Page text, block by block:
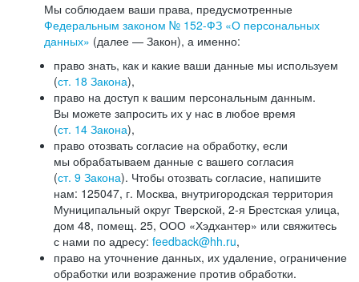
Мы соблюдаем ваши права, предусмотренные
Федеральным законом № 152-ФЗ «О персональных
данных» (далее — Закон), а именно:
право знать, как и какие ваши данные мы используем
(ст. 18 Закона),
право на доступ к вашим персональным данным.
Вы можете запросить их у нас в любое время
(ст. 14 Закона),
право отозвать согласие на обработку, если
мы обрабатываем данные с вашего согласия
(ст. 9 Закона). Чтобы отозвать согласие, напишите
нам: 125047, г. Москва, внутригородская территория
Муниципальный округ Тверской, 2-я Брестская улица,
дом 48, помещ. 25, ООО «Хэдхантер» или свяжитесь
с нами по адресу: feedback@hh.ru,
право на уточнение данных, их удаление, ограничение
обработки или возражение против обработки.